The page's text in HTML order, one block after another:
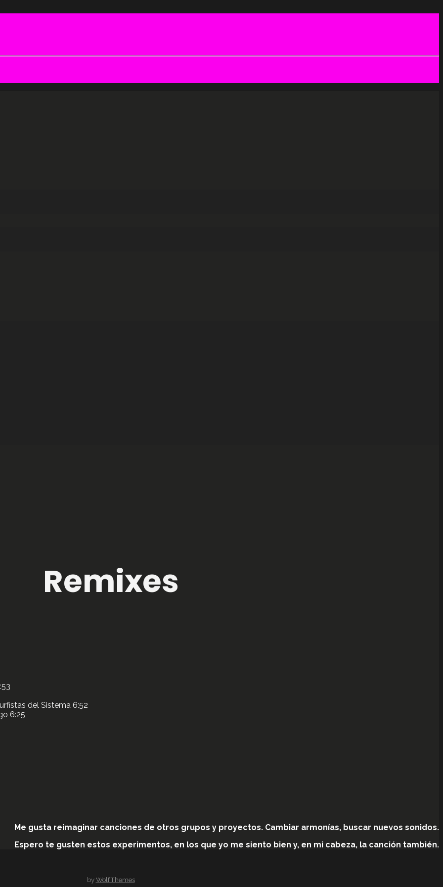
Remixes
del Sistema 6:52
6:25
Me gusta reimaginar canciones de otros grupos y proyectos. Cambiar armonías, buscar nuevos sonidos.
Espero te gusten estos experimentos, en los que yo me siento bien y, en mi cabeza, la canción también.
byWolfThemes